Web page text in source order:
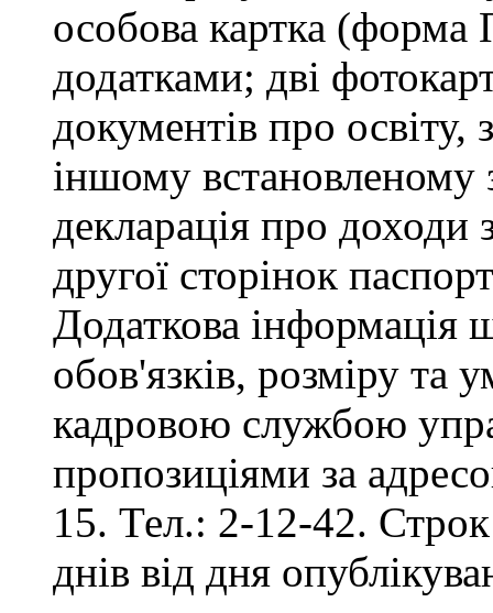
особова картка
додатками; дві
документів про освіту,
іншому встановленому
декларація про доходи
другої сторінок
Додаткова інформація
обов'язків, розміру та
кадровою службою
пропозиціями за
15. Тел.: 2-12-42.
днів від дня